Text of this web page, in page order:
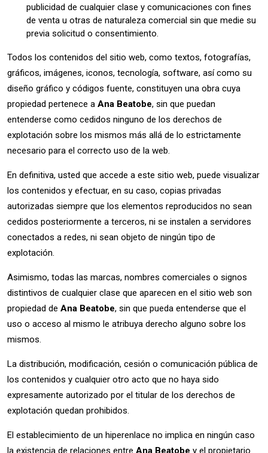
publicidad de cualquier clase y comunicaciones con fines
de venta u otras de naturaleza comercial sin que medie su
previa solicitud o consentimiento.
Todos los contenidos del sitio web, como textos, fotografías,
gráficos, imágenes, iconos, tecnología, software, así como su
diseño gráfico y códigos fuente, constituyen una obra cuya
propiedad pertenece a Ana Beatobe, sin que puedan
entenderse como cedidos ninguno de los derechos de
explotación sobre los mismos más allá de lo estrictamente
necesario para el correcto uso de la web.
En definitiva, usted que accede a este sitio web, puede visualizar
los contenidos y efectuar, en su caso, copias privadas
autorizadas siempre que los elementos reproducidos no sean
cedidos posteriormente a terceros, ni se instalen a servidores
conectados a redes, ni sean objeto de ningún tipo de
explotación.
Asimismo, todas las marcas, nombres comerciales o signos
distintivos de cualquier clase que aparecen en el sitio web son
propiedad de Ana Beatobe, sin que pueda entenderse que el
uso o acceso al mismo le atribuya derecho alguno sobre los
mismos.
La distribución, modificación, cesión o comunicación pública de
los contenidos y cualquier otro acto que no haya sido
expresamente autorizado por el titular de los derechos de
explotación quedan prohibidos.
El establecimiento de un hiperenlace no implica en ningún caso
la existencia de relaciones entre Ana Beatobe y el propietario